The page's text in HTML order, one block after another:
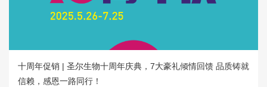
十周年促销 | 圣尔生物十周年庆典，7大豪礼倾情回馈 品质铸就
信赖，感恩一路同行！